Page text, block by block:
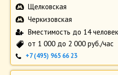
Щелковская
Черкизовская
Вместимость до 14 человек
от 1 000 до 2 000 руб./час
+7 (495) 965 66 23